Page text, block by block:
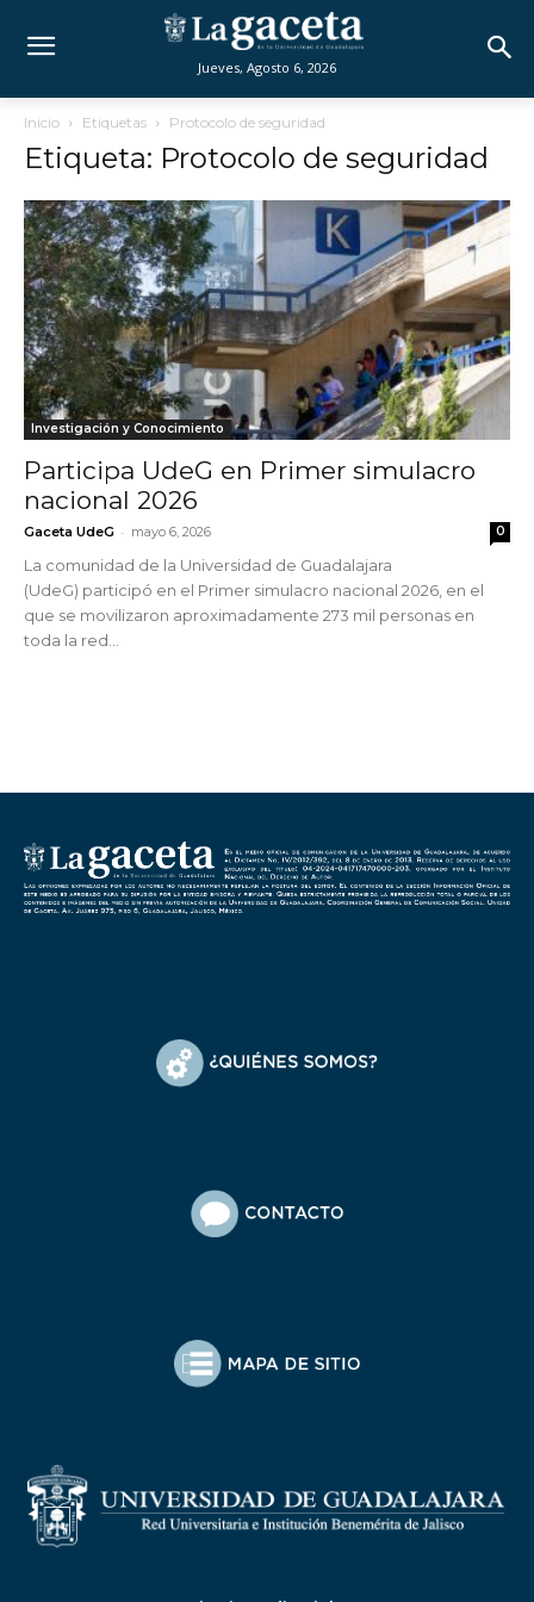
Jueves, Agosto 6, 2026
Inicio Etiquetas Protocolo de seguridad
Etiqueta: Protocolo de seguridad
Investigación y Conocimiento
Participa UdeG en Primer simulacro
nacional 2026
Gaceta UdeG - mayo 6, 2026 0
La comunidad de la Universidad de Guadalajara
(UdeG) participó en el Primer simulacro nacional 2026, en el
que se movilizaron aproximadamente 273 mil personas en
toda la red...